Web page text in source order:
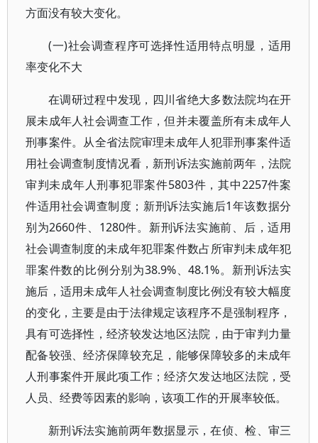
方面没有较大变化。
(一)社会调查程序可选择性适用特点明显，适用
率变化不大
在调研过程中发现，四川省绝大多数法院均在开
展未成年人社会调查工作，但并未覆盖所有未成年人
刑事案件。从全省法院审理未成年人犯罪刑事案件适
用社会调查制度情况看，新刑诉法实施前两年，法院
审判未成年人刑事犯罪案件5803件，其中2257件案
件适用社会调查制度；新刑诉法实施后1年该数据分
别为2660件、1280件。新刑诉法实施前、后，适用
社会调查制度的未成年犯罪案件数占所审判未成年犯
罪案件数的比例分别为38.9%、48.1%。新刑诉法实
施后，适用未成年人社会调查制度比例没有较大幅度
的变化，主要是由于法律规定该程序不是强制程序，
具有可选择性，经济较发达地区法院，由于审判力量
配备较强、经济保障较充足，能够保障较多的未成年
人刑事案件开展此项工作；经济欠发达地区法院，受
人员、经费等因素的影响，该项工作的开展率较低。
新刑诉法实施前两年数据显示，在侦、检、审三